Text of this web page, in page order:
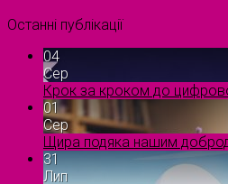
Останні публікації
04
Сер
Крок за кроком до
01
Сер
Щира подяка нашим
31
Лип